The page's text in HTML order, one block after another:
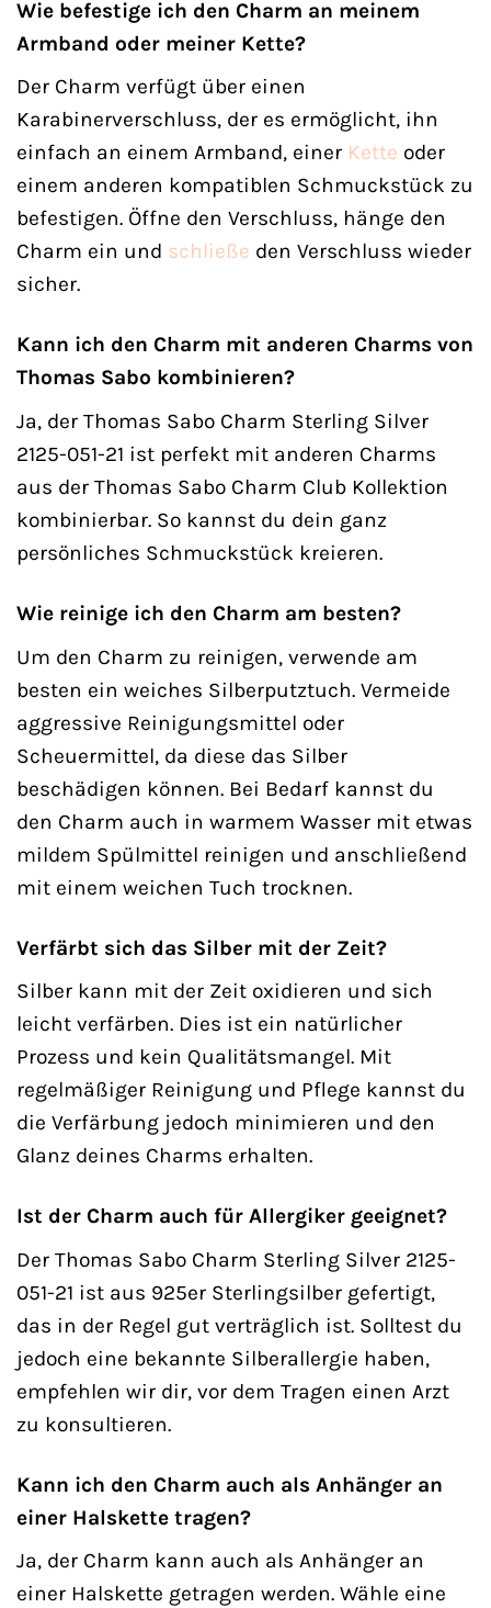
Wie befestige ich den Charm an meinem
Armband oder meiner Kette?
Der Charm verfügt über einen
Karabinerverschluss, der es ermöglicht, ihn
einfach an einem Armband, einer Kette oder
einem anderen kompatiblen Schmuckstück zu
befestigen. Öffne den Verschluss, hänge den
Charm ein und schließe den Verschluss wieder
sicher.
Kann ich den Charm mit anderen Charms von
Thomas Sabo kombinieren?
Ja, der Thomas Sabo Charm Sterling Silver
2125-051-21 ist perfekt mit anderen Charms
aus der Thomas Sabo Charm Club Kollektion
kombinierbar. So kannst du dein ganz
persönliches Schmuckstück kreieren.
Wie reinige ich den Charm am besten?
Um den Charm zu reinigen, verwende am
besten ein weiches Silberputztuch. Vermeide
aggressive Reinigungsmittel oder
Scheuermittel, da diese das Silber
beschädigen können. Bei Bedarf kannst du
den Charm auch in warmem Wasser mit etwas
mildem Spülmittel reinigen und anschließend
mit einem weichen Tuch trocknen.
Verfärbt sich das Silber mit der Zeit?
Silber kann mit der Zeit oxidieren und sich
leicht verfärben. Dies ist ein natürlicher
Prozess und kein Qualitätsmangel. Mit
regelmäßiger Reinigung und Pflege kannst du
die Verfärbung jedoch minimieren und den
Glanz deines Charms erhalten.
Ist der Charm auch für Allergiker geeignet?
Der Thomas Sabo Charm Sterling Silver 2125-
051-21 ist aus 925er Sterlingsilber gefertigt,
das in der Regel gut verträglich ist. Solltest du
jedoch eine bekannte Silberallergie haben,
empfehlen wir dir, vor dem Tragen einen Arzt
zu konsultieren.
Kann ich den Charm auch als Anhänger an
einer Halskette tragen?
Ja, der Charm kann auch als Anhänger an
einer Halskette getragen werden. Wähle eine